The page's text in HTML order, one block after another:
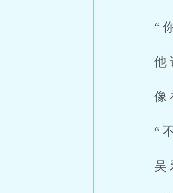
“你
他
像
“不
吴